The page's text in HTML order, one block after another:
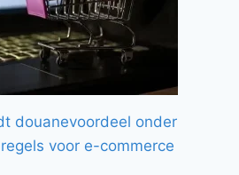
douanevoordeel onder
voor e-commerce